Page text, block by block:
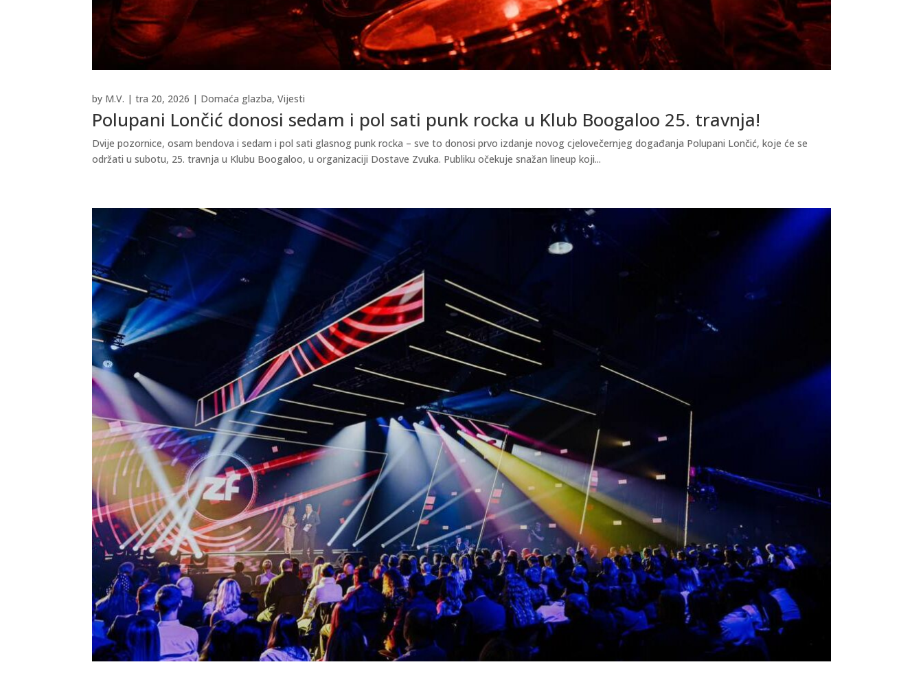
Polupani Lončić donosi sedam i pol sati punk rocka u Klub Boogaloo 25. travnja!
by M.V. |tra 20, 2026 | Domaća glazba,Vijesti
Dvije pozornice, osam bendova i sedam i pol sati glasnog punk rocka – sve to donosi prvo izdanje novog cjelovečernjeg događanja Polupani Lončić, koje će se
održati u subotu, 25. travnja u Klubu Boogaloo, u organizaciji Dostave Zvuka. Publiku očekuje snažan lineup koji...